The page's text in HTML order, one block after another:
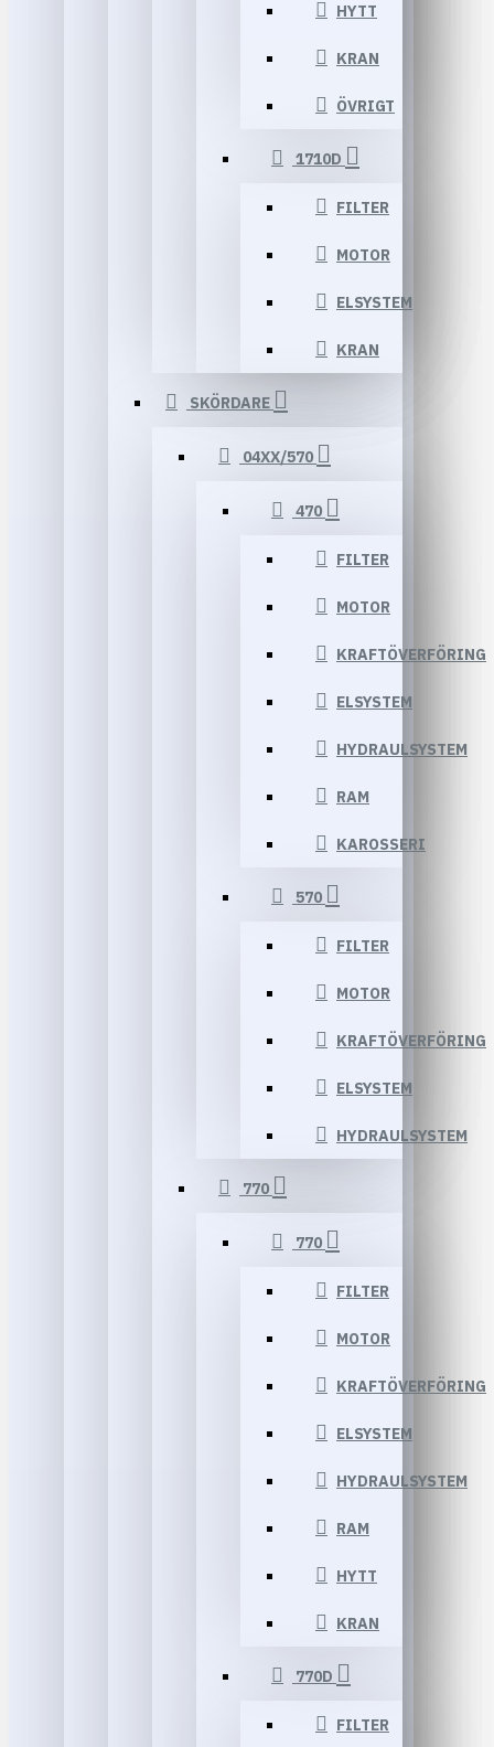
HYTT
KRAN
ÖVRIGT
1710D
FILTER
MOTOR
ELSYSTEM
KRAN
SKÖRDARE
04XX/570
470
FILTER
MOTOR
KRAFTÖVERFÖRING
ELSYSTEM
HYDRAULSYSTEM
RAM
KAROSSERI
570
FILTER
MOTOR
KRAFTÖVERFÖRING
ELSYSTEM
HYDRAULSYSTEM
770
770
FILTER
MOTOR
KRAFTÖVERFÖRING
ELSYSTEM
HYDRAULSYSTEM
RAM
HYTT
KRAN
770D
FILTER